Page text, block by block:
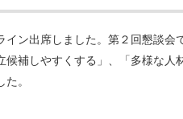
ン出席しました。第２回懇談会
補しやすくする」、「多様な人
。